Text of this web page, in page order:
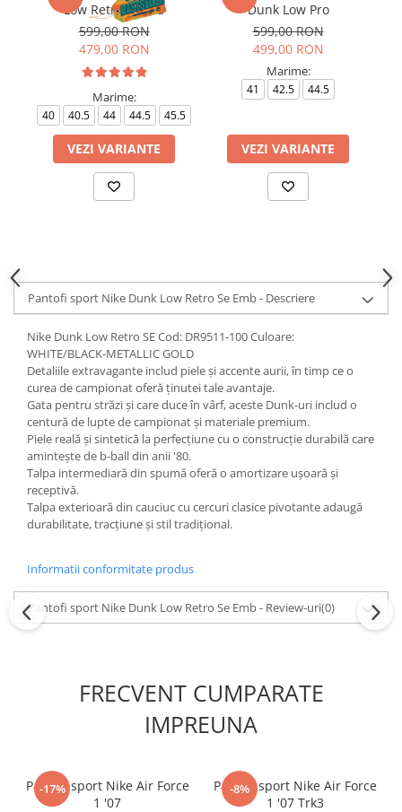
Low Retro Panda
599,00 RON
479,00 RON
Marime:
40 40.5 44 44.5 45.5
VEZI VARIANTE
Dunk Low Pro
599,00 RON
499,00 RON
Marime:
41 42.5 44.5
VEZI VARIANTE
Pantofi sport Nike Dunk Low Retro Se Emb - Descriere
Nike Dunk Low Retro SE Cod: DR9511-100 Culoare:
WHITE/BLACK-METALLIC GOLD
Detaliile extravagante includ piele și accente aurii, în timp ce o
curea de campionat oferă ținutei tale avantaje.
Gata pentru străzi și care duce în vârf, aceste Dunk-uri includ o
centură de lupte de campionat și materiale premium.
Piele reală și sintetică la perfecțiune cu o construcție durabilă care
amintește de b-ball din anii '80.
Talpa intermediară din spumă oferă o amortizare ușoară și
receptivă.
Talpa exterioară din cauciuc cu cercuri clasice pivotante adaugă
durabilitate, tracțiune și stil tradițional.
Informatii conformitate produs
Pantofi sport Nike Dunk Low Retro Se Emb - Review-uri(0)
FRECVENT CUMPARATE
IMPREUNA
-17%
Pantofi sport Nike Air Force
1 '07
-8%
Pantofi sport Nike Air Force
1 '07 Trk3